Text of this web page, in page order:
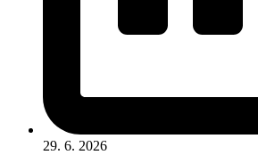
29. 6. 2026